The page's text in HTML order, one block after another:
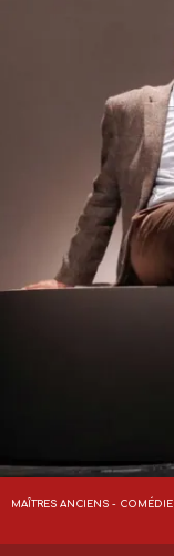
MAÎTRES ANCIENS - COMÉDIE